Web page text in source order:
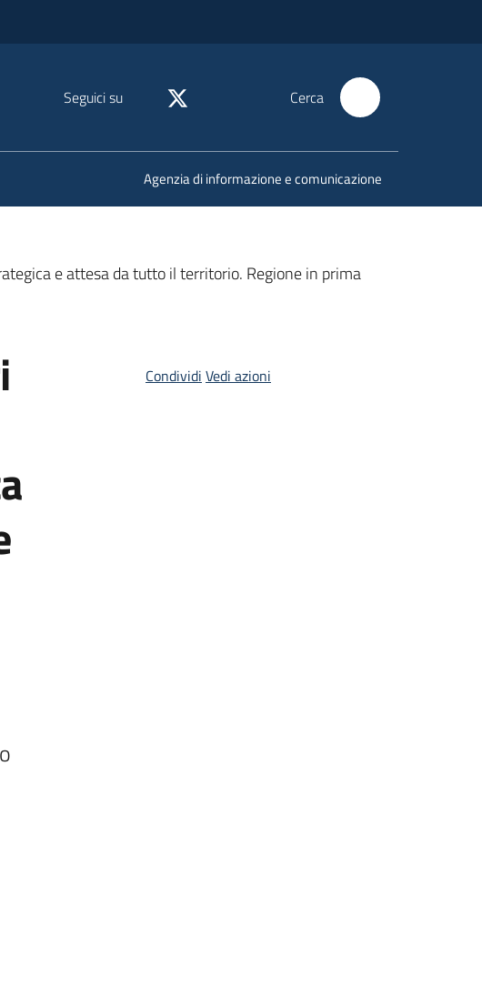
Seguici su Cerca
Agenzia di informazione e comunicazione
e attesa da tutto il territorio. Regione in prima
Condividi Vedi azioni